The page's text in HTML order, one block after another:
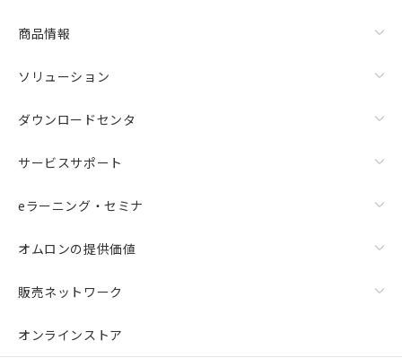
商品情報
ソリューション
ダウンロードセンタ
サービスサポート
eラーニング・セミナ
オムロンの提供価値
販売ネットワーク
オンラインストア